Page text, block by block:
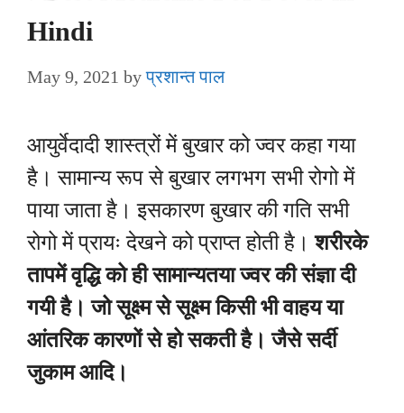
Hindi
May 9, 2021 byप्रशान्त पाल
आयुर्वेदादी शास्त्रों में बुखार को ज्वर कहा गया
है। सामान्य रूप से बुखार लगभग सभी रोगो में
पाया जाता है। इसकारण बुखार की गति सभी
रोगो में प्रायः देखने को प्राप्त होती है।शरीरके
तापमें वृद्धि को ही सामान्यतया ज्वर की संज्ञा दी
गयी है। जो सूक्ष्म से सूक्ष्म किसी भी वाहय या
आंतरिक कारणों से हो सकती है। जैसे सर्दी
जुकाम आदि।